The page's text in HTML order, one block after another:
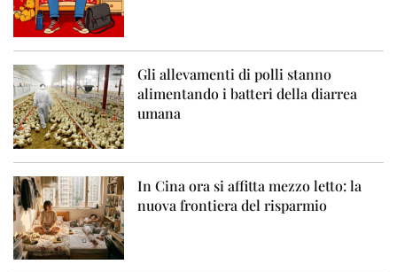
Gli allevamenti di polli stanno
alimentando i batteri della diarrea
umana
In Cina ora si affitta mezzo letto: la
nuova frontiera del risparmio